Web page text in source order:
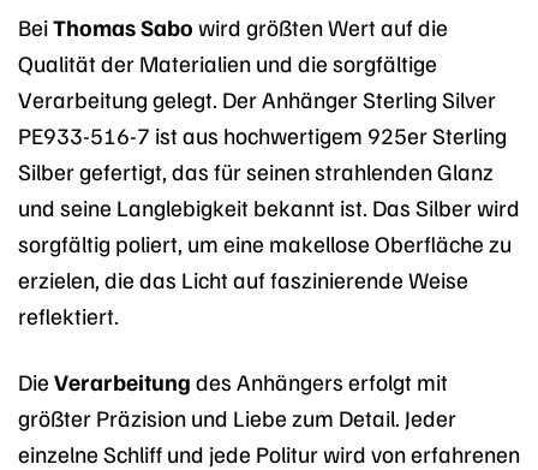
BeiThomas Sabo wird größten Wert auf die
Qualität der Materialien und die sorgfältige
Verarbeitung gelegt. Der Anhänger Sterling Silver
PE933-516-7 ist aus hochwertigem 925er Sterling
Silber gefertigt, das für seinen strahlenden Glanz
und seine Langlebigkeit bekannt ist. Das Silber wird
sorgfältig poliert, um eine makellose Oberfläche zu
erzielen, die das Licht auf faszinierende Weise
reflektiert.
Die Verarbeitung des Anhängers erfolgt mit
größter Präzision und Liebe zum Detail. Jeder
einzelne Schliff und jede Politur wird von erfahrenen